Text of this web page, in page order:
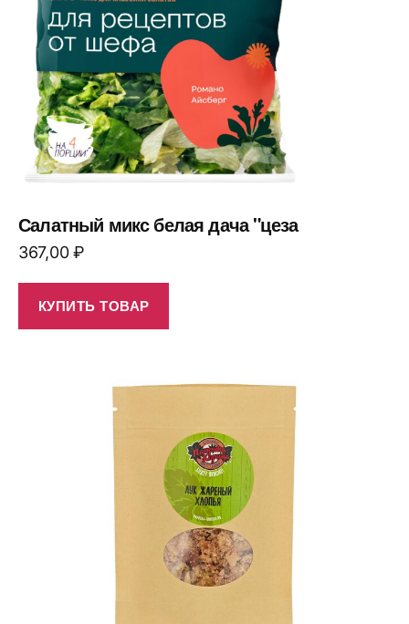
Салатный микс белая дача "цеза
367,00₽
КУПИТЬ ТОВАР